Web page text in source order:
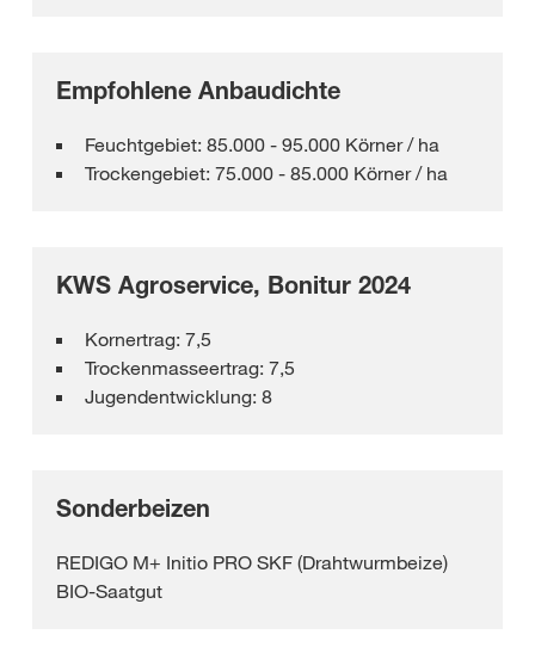
Empfohlene Anbaudichte
Feuchtgebiet: 85.000 - 95.000 Körner / ha
Trockengebiet: 75.000 - 85.000 Körner / ha
KWS Agroservice, Bonitur 2024
Kornertrag: 7,5
Trockenmasseertrag: 7,5
Jugendentwicklung: 8
Sonderbeizen
REDIGO M+ Initio PRO SKF (Drahtwurmbeize)
BIO-Saatgut